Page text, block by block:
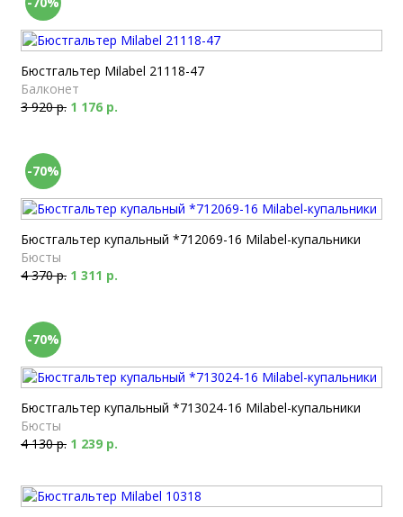
Бюстгальтер Milabel 21118-47
Балконет
3 920 р. 1 176 р.
-70%
Бюстгальтер купальный *712069-16 Milabel-купальники
Бюсты
4 370 р. 1 311 р.
-70%
Бюстгальтер купальный *713024-16 Milabel-купальники
Бюсты
4 130 р. 1 239 р.